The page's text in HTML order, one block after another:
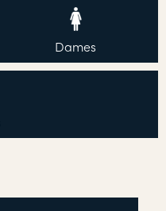
Dames